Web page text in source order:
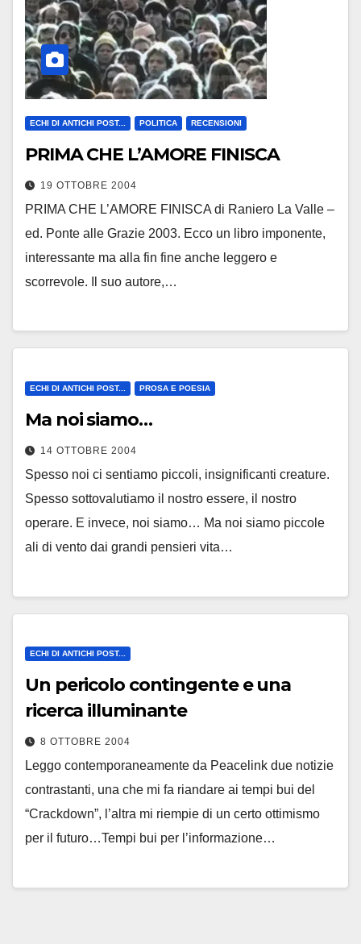
ECHI DI ANTICHI POST... POLITICA RECENSIONI
PRIMA CHE L’AMORE FINISCA
19 OTTOBRE 2004
PRIMA CHE L’AMORE FINISCA di Raniero La Valle –
ed. Ponte alle Grazie 2003. Ecco un libro imponente,
interessante ma alla fin fine anche leggero e
scorrevole. Il suo autore,…
ECHI DI ANTICHI POST... PROSA E POESIA
Ma noi siamo…
14 OTTOBRE 2004
Spesso noi ci sentiamo piccoli, insignificanti creature.
Spesso sottovalutiamo il nostro essere, il nostro
operare. E invece, noi siamo… Ma noi siamo piccole
ali di vento dai grandi pensieri vita…
ECHI DI ANTICHI POST...
Un pericolo contingente e una
ricerca illuminante
8 OTTOBRE 2004
Leggo contemporaneamente da Peacelink due notizie
contrastanti, una che mi fa riandare ai tempi bui del
“Crackdown”, l’altra mi riempie di un certo ottimismo
per il futuro…Tempi bui per l’informazione…